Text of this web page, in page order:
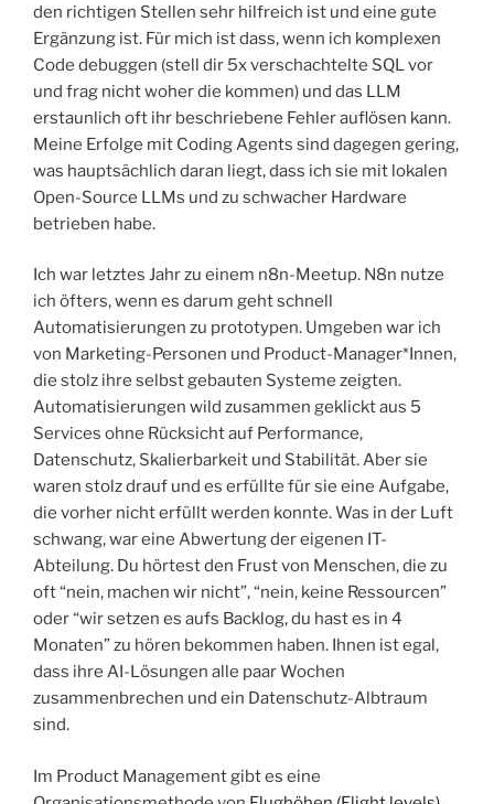
den richtigen Stellen sehr hilfreich ist und eine gute
Ergänzung ist. Für mich ist dass, wenn ich komplexen
Code debuggen (stell dir 5x verschachtelte SQL vor
und frag nicht woher die kommen) und das LLM
erstaunlich oft ihr beschriebene Fehler auflösen kann.
Meine Erfolge mit Coding Agents sind dagegen gering,
was hauptsächlich daran liegt, dass ich sie mit lokalen
Open-Source LLMs und zu schwacher Hardware
betrieben habe.
Ich war letztes Jahr zu einem n8n-Meetup. N8n nutze
ich öfters, wenn es darum geht schnell
Automatisierungen zu prototypen. Umgeben war ich
von Marketing-Personen und Product-Manager*Innen,
die stolz ihre selbst gebauten Systeme zeigten.
Automatisierungen wild zusammen geklickt aus 5
Services ohne Rücksicht auf Performance,
Datenschutz, Skalierbarkeit und Stabilität. Aber sie
waren stolz drauf und es erfüllte für sie eine Aufgabe,
die vorher nicht erfüllt werden konnte. Was in der Luft
schwang, war eine Abwertung der eigenen IT-
Abteilung. Du hörtest den Frust von Menschen, die zu
oft “nein, machen wir nicht”, “nein, keine Ressourcen”
oder “wir setzen es aufs Backlog, du hast es in 4
Monaten” zu hören bekommen haben. Ihnen ist egal,
dass ihre AI-Lösungen alle paar Wochen
zusammenbrechen und ein Datenschutz-Albtraum
sind.
Im Product Management gibt es eine